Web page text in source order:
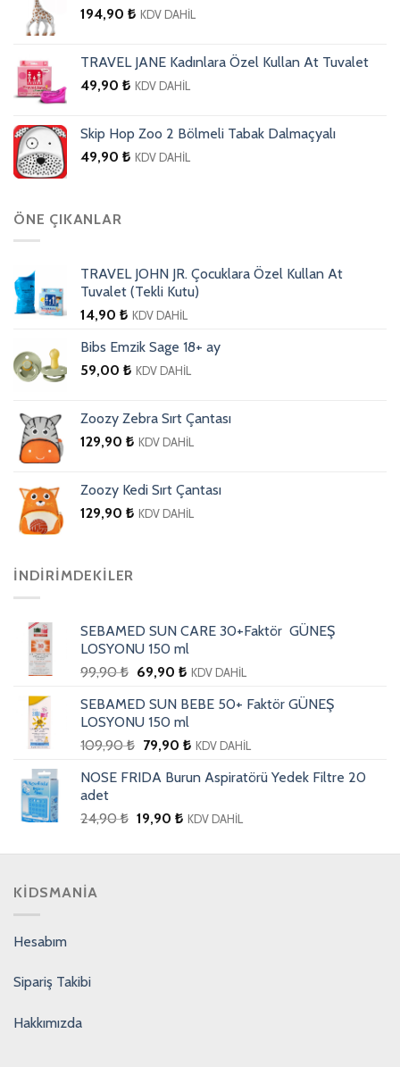
194,90 ₺ KDV DAHİL
TRAVEL JANE Kadınlara Özel Kullan At Tuvalet
49,90 ₺ KDV DAHİL
Skip Hop Zoo 2 Bölmeli Tabak Dalmaçyalı
49,90 ₺ KDV DAHİL
ÖNE ÇIKANLAR
TRAVEL JOHN JR. Çocuklara Özel Kullan At
Tuvalet (Tekli Kutu)
14,90 ₺ KDV DAHİL
Bibs Emzik Sage 18+ ay
59,00 ₺ KDV DAHİL
Zoozy Zebra Sırt Çantası
129,90 ₺ KDV DAHİL
Zoozy Kedi Sırt Çantası
129,90 ₺ KDV DAHİL
İNDIRIMDEKILER
SEBAMED SUN CARE 30+Faktör GÜNEŞ
LOSYONU 150 ml
99,90₺ 69,90 ₺ KDV DAHİL
SEBAMED SUN BEBE 50+ Faktör GÜNEŞ
LOSYONU 150 ml
109,90₺ 79,90 ₺ KDV DAHİL
NOSE FRIDA Burun Aspiratörü Yedek Filtre 20
adet
24,90₺ 19,90 ₺ KDV DAHİL
KIDSMANIA
Hesabım
Sipariş Takibi
Hakkımızda